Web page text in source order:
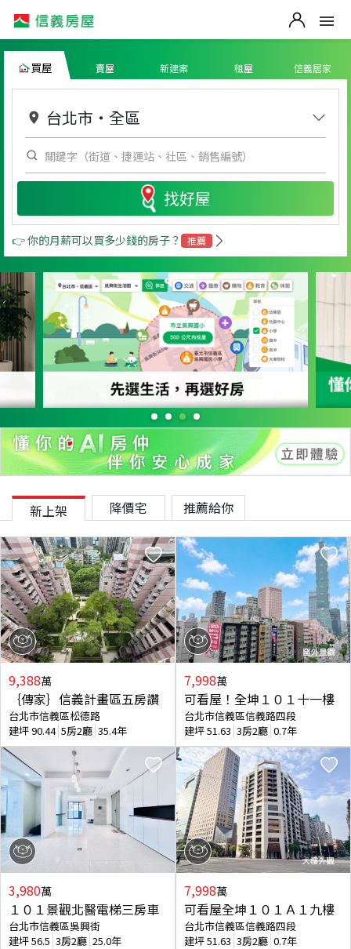
買屋 賣屋 新建案 租屋 信義居家
台北市 ・ 全區
找好屋
👉 你的月薪可以買多少錢的房子？ 推薦
新上架 降價宅 推薦給你
9,388萬
｛傳家｝信義計畫區五房讚
台北市信義區松德路
建坪90.44 5房2廳 35.4年
3,980萬
１０１景觀北醫電梯三房車
台北市信義區吳興街
建坪56.5 3房2廳 25.0年
7,998萬
可看屋！全坤１０１十一樓
台北市信義區信義路四段
建坪51.63 3房2廳 0.7年
7,998萬
可看屋全坤１０１Ａ１九樓
台北市信義區信義路四段
建坪51.63 3房2廳 0.7年